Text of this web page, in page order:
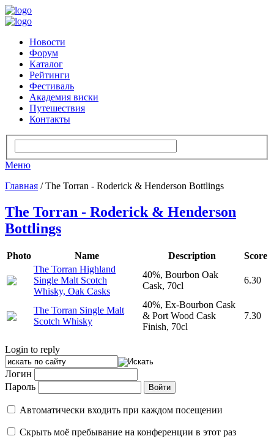
Новости
Форум
Каталог
Рейтинги
Фестиваль
Академия виски
Путешествия
Контакты
Меню
Главная / The Torran - Roderick & Henderson Bottlings
The Torran - Roderick & Henderson
Bottlings
Photo Name Description
Score
The Torran Highland
Single Malt Scotch
Whisky, Oak Casks
40%, Bourbon Oak
Cask, 70cl
6.30
The Torran Single Malt
Scotch Whisky
40%, Ex-Bourbon Cask
& Port Wood Cask
Finish, 70cl
7.30
Login to reply
Логин
Пароль
Автоматически входить при каждом посещении
Скрыть моё пребывание на конференции в этот раз